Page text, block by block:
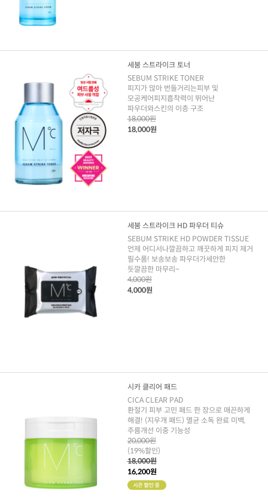
세붐 스트라이크 토너
SEBUM STRIKE TONER
피지가 많아 번들거리는피부 및
모공케어피지흡착력이 뛰어난
파우더와스킨의 이층 구조
18,000원
18,000원
세붐 스트라이크 HD 파우더 티슈
SEBUM STRIKE HD POWDER TISSUE
언제 어디서나깔끔하고 깨끗하게 피지 제거
필수품! 보송보송 파우더가세안한
듯깔끔한 마무리~
4,000원
4,000원
시카 클리어 패드
CICA CLEAR PAD
환절기 피부 고민 패드 한 장으로 매끈하게
해결! (지우개 패드) 멸균 소독 완료 미백,
주름개선 이중 기능성
20,000원
(19%할인)
18,000원
16,200원